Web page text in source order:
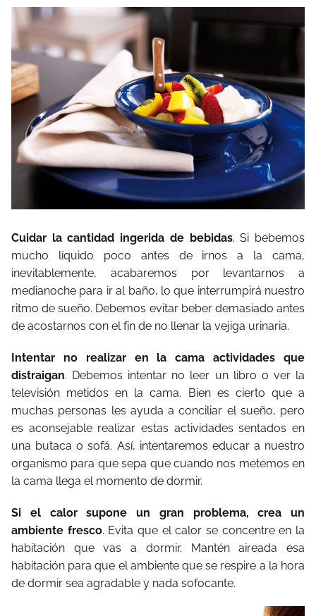
Cuidar la cantidad ingerida de bebidas. Si bebemos
mucho líquido poco antes de irnos a la cama,
inevitablemente, acabaremos por levantarnos a
medianoche para ir al baño, lo que interrumpirá nuestro
ritmo de sueño. Debemos evitar beber demasiado antes
de acostarnos con el fin de no llenar la vejiga urinaria.
Intentar no realizar en la cama actividades que
distraigan. Debemos intentar no leer un libro o ver la
televisión metidos en la cama. Bien es cierto que a
muchas personas les ayuda a conciliar el sueño, pero
es aconsejable realizar estas actividades sentados en
una butaca o sofá. Así, intentaremos educar a nuestro
organismo para que sepa que cuando nos metemos en
la cama llega el momento de dormir.
Si el calor supone un gran problema, crea un
ambiente fresco. Evita que el calor se concentre en la
habitación que vas a dormir. Mantén aireada esa
habitación para que el ambiente que se respire a la hora
de dormir sea agradable y nada sofocante.